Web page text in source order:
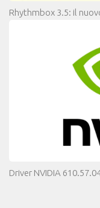
Rhythmbox 3.5: il
Driver NVIDIA